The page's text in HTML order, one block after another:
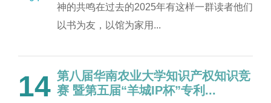
神的共鸣在过去的2025年有这样一群读者他们
以书为友，以馆为家用...
14 第八届华南农业大学知识产权知识竞
赛 暨第五届“羊城IP杯”专利...